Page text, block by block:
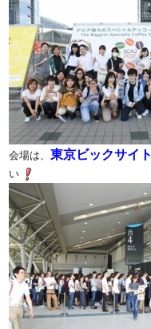
会場は、東京ビックサイト
い